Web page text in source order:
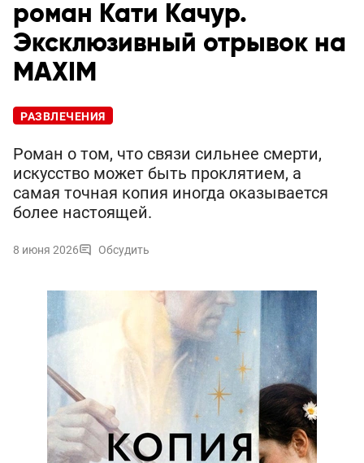
роман Кати Качур.
Эксклюзивный отрывок на
MAXIM
РАЗВЛЕЧЕНИЯ
Роман о том, что связи сильнее смерти,
искусство может быть проклятием, а
самая точная копия иногда оказывается
более настоящей.
8 июня 2026 Обсудить